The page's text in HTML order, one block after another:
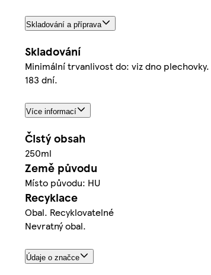
Skladování a příprava
Skladování
Minimální trvanlivost do: viz dno
183 dní.
Více informací
Čistý obsah
250ml
Země původu
Místo původu: HU
Recyklace
Obal. Recyklovatelné
Nevratný obal.
Údaje o značce